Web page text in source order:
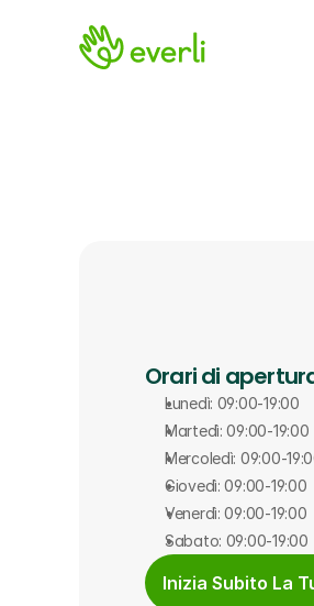
Orari di
Lunedì: 09:00-19:00
Martedì: 09:00-19:00
Mercoledì: 09:00-
Giovedì: 09:00-19:00
Venerdì: 09:00-19:00
Sabato: 09:00-19:00
Inizia Subito La